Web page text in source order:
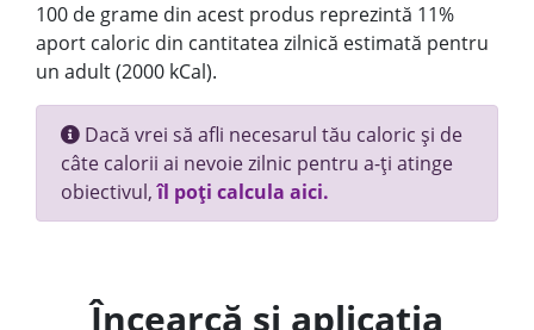
100 de grame din acest produs reprezintă 11%
aport caloric din cantitatea zilnică estimată pentru
un adult (2000 kCal).
Dacă vrei să afli necesarul tău caloric și de
câte calorii ai nevoie zilnic pentru a-ți atinge
obiectivul,îl poți calcula aici.
Încearcă și aplicația